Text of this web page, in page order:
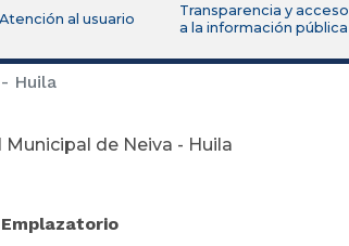
Atención al usuario
Transparencia y acceso
a la información pública
Huila
de Neiva - Huila